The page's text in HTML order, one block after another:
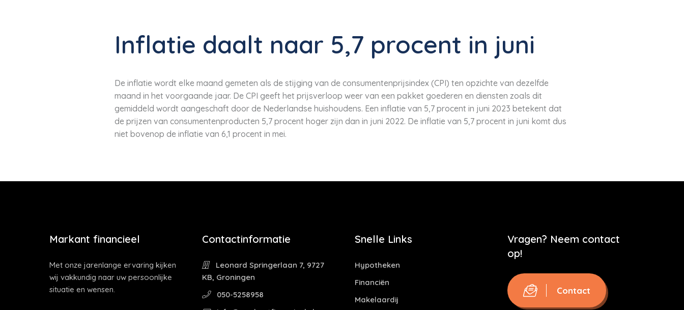
Inflatie daalt naar 5,7 procent in juni
De inflatie wordt elke maand gemeten als de stijging van de consumentenprijsindex (CPI) ten opzichte van dezelfde
maand in het voorgaande jaar. De CPI geeft het prijsverloop weer van een pakket goederen en diensten zoals dit
gemiddeld wordt aangeschaft door de Nederlandse huishoudens. Een inflatie van 5,7 procent in juni 2023 betekent dat
de prijzen van consumentenproducten 5,7 procent hoger zijn dan in juni 2022. De inflatie van 5,7 procent in juni komt dus
niet bovenop de inflatie van 6,1 procent in mei.
Markant financieel
Met onze jarenlange ervaring kijken
wij vakkundig naar uw persoonlijke
situatie en wensen.
Contactinformatie
Leonard Springerlaan 7, 9727
KB, Groningen
050-5258958
Snelle Links
Hypotheken
Financiën
Makelaardij
Vragen? Neem contact
op!
Contact